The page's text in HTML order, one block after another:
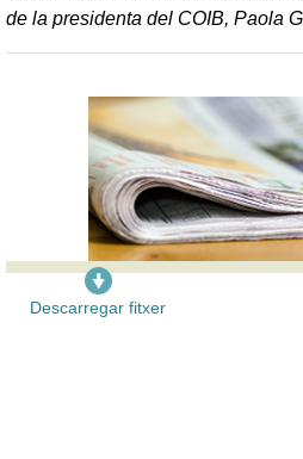
de la presidenta del COIB, Paola
Descarregar fitxer